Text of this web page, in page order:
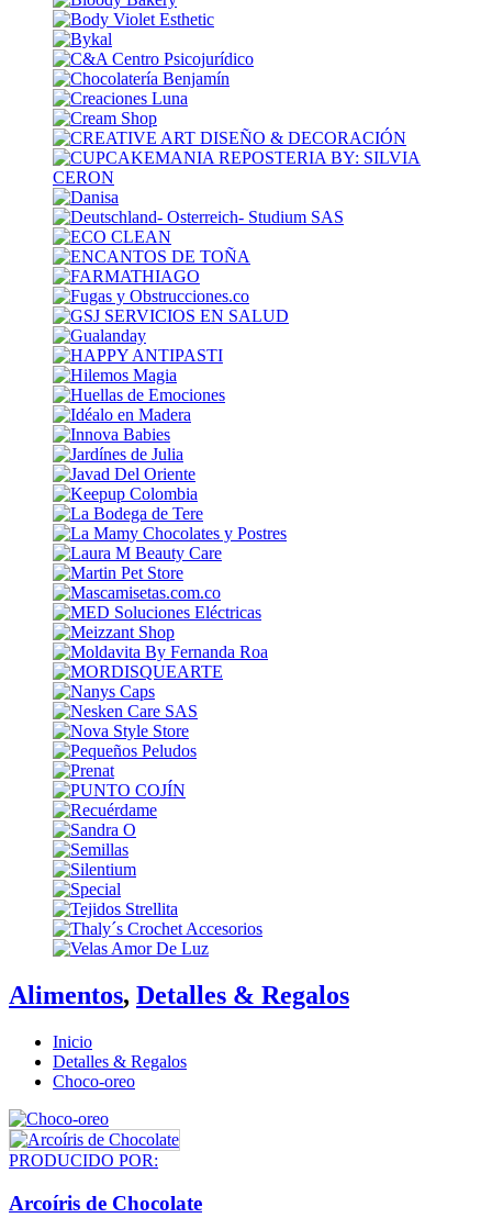
Alimentos, Detalles & Regalos
Inicio
Detalles & Regalos
Choco-oreo
PRODUCIDO POR:
Arcoíris de Chocolate